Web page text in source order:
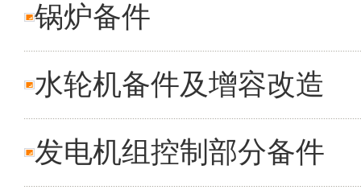
锅炉备件
水轮机备件及增容改造
发电机组控制部分备件